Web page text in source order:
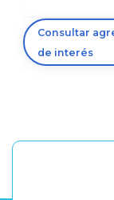
Consultar
de interés